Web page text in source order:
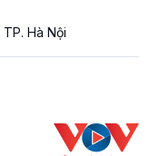
Hà Nội